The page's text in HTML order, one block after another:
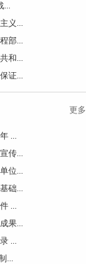
...
义...
部...
和...
证...
更多
...
传...
位...
础...
...
果...
...
...